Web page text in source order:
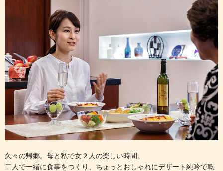
久々の帰郷。母と私で女２人の楽しい時間。
二人で一緒に食事をつくり、ちょっとおしゃれにデザート純吟で乾